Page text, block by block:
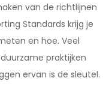
van de richtlijnen
Standards krijg je
en hoe. Veel
praktijken
ervan is de sleutel.